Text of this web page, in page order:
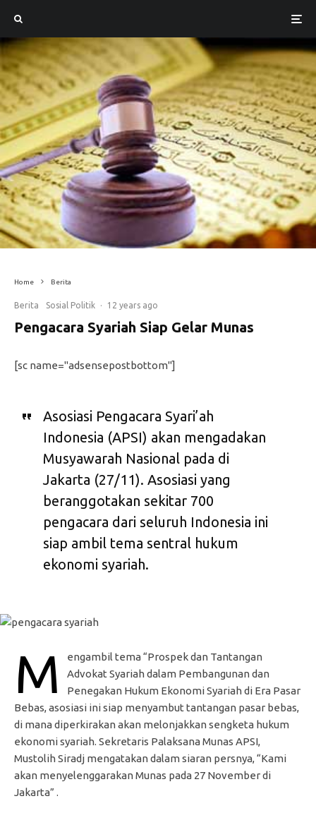
Home Berita
Berita Sosial Politik · 12 years ago
Pengacara Syariah Siap Gelar Munas
[sc name="adsensepostbottom"]
Asosiasi Pengacara Syari’ah
Indonesia (APSI) akan mengadakan
Musyawarah Nasional pada di
Jakarta (27/11). Asosiasi yang
beranggotakan sekitar 700
pengacara dari seluruh Indonesia ini
siap ambil tema sentral hukum
ekonomi syariah.
M
engambil tema “Prospek dan Tantangan
Advokat Syariah dalam Pembangunan dan
Penegakan Hukum Ekonomi Syariah di Era Pasar
Bebas, asosiasi ini siap menyambut tantangan pasar bebas,
di mana diperkirakan akan melonjakkan sengketa hukum
ekonomi syariah. Sekretaris Palaksana Munas APSI,
Mustolih Siradj mengatakan dalam siaran persnya, “Kami
akan menyelenggarakan Munas pada 27 November di
Jakarta” .